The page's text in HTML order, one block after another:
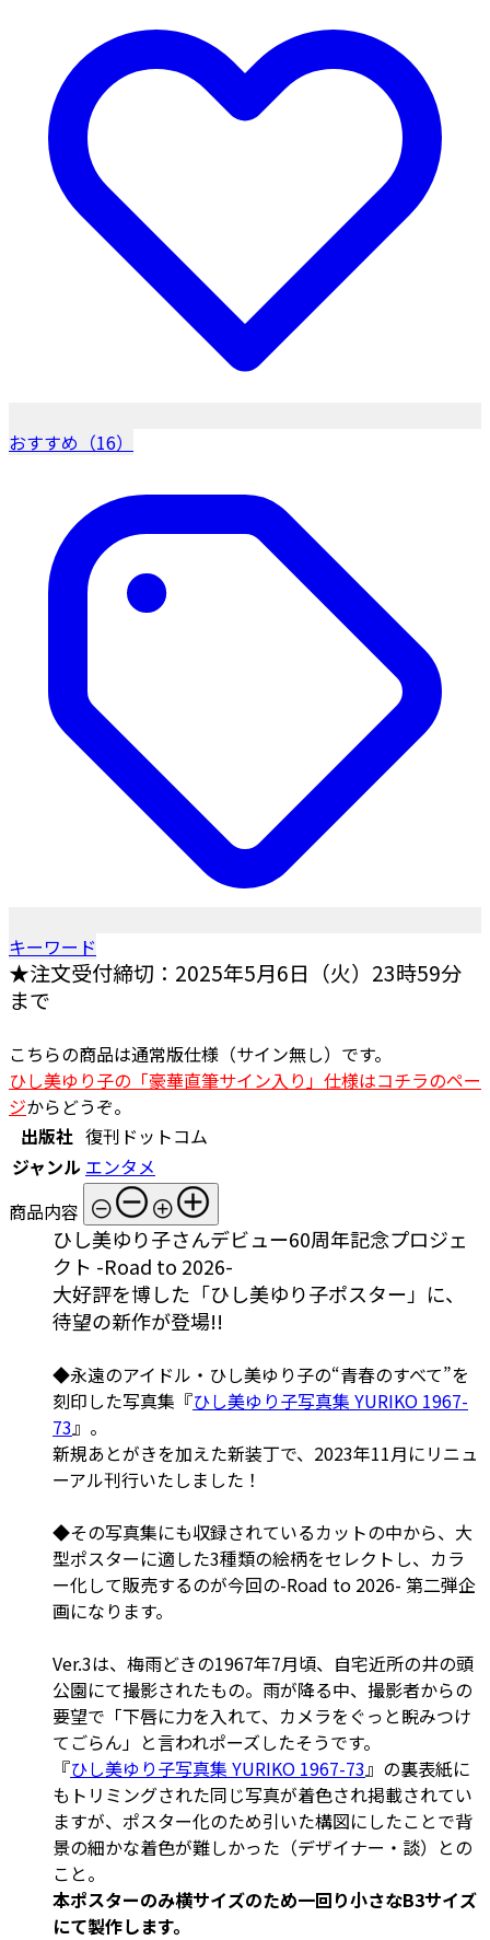
おすすめ（16）
キーワード
★注文受付締切：2025年5月6日（火）23時59分
まで
こちらの商品は通常版仕様（サイン無し）です。
ひし美ゆり子の「豪華直筆サイン入り」仕様はコチラのペー
ジからどうぞ。
出版社 復刊ドットコム
ジャンル エンタメ
商品内容
ひし美ゆり子さんデビュー60周年記念プロジェ
クト -Road to 2026-
大好評を博した「ひし美ゆり子ポスター」に、
待望の新作が登場!!
◆永遠のアイドル・ひし美ゆり子の“青春のすべて”を
刻印した写真集『ひし美ゆり子写真集 YURIKO 1967-
73』。
新規あとがきを加えた新装丁で、2023年11月にリニュ
ーアル刊行いたしました！
◆その写真集にも収録されているカットの中から、大
型ポスターに適した3種類の絵柄をセレクトし、カラ
ー化して販売するのが今回の-Road to 2026- 第二弾企
画になります。
Ver.3は、梅雨どきの1967年7月頃、自宅近所の井の頭
公園にて撮影されたもの。雨が降る中、撮影者からの
要望で「下唇に力を入れて、カメラをぐっと睨みつけ
てごらん」と言われポーズしたそうです。
『ひし美ゆり子写真集 YURIKO 1967-73』の裏表紙に
もトリミングされた同じ写真が着色され掲載されてい
ますが、ポスター化のため引いた構図にしたことで背
景の細かな着色が難しかった（デザイナー・談）との
こと。
本ポスターのみ横サイズのため一回り小さなB3サイズ
にて製作します。